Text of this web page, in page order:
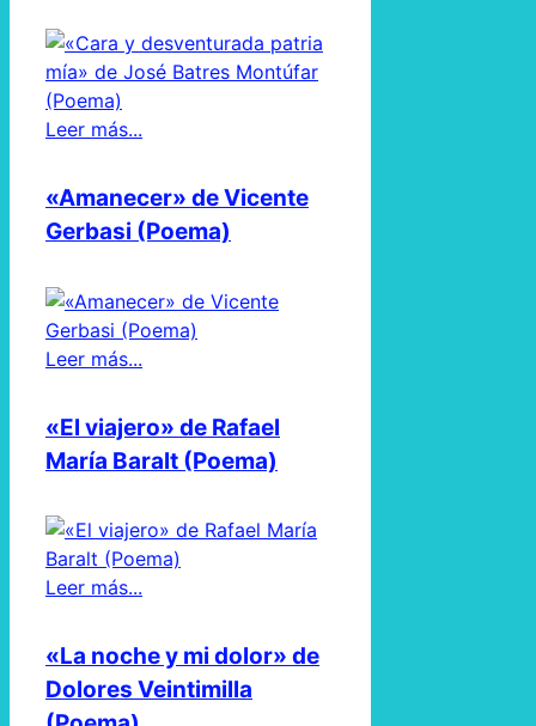
Leer más...
«Amanecer» de Vicente
Gerbasi (Poema)
Leer más...
«El viajero» de Rafael
María Baralt (Poema)
Leer más...
«La noche y mi dolor» de
Dolores Veintimilla